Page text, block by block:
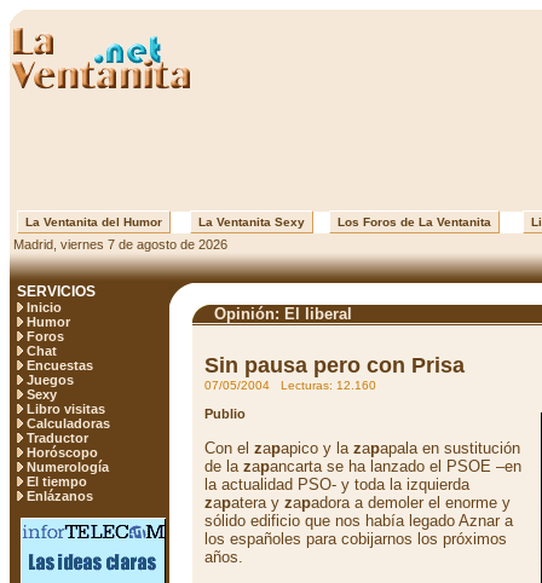
La Ventanita del Humor La Ventanita Sexy Los Foros de La Ventanita
Madrid, viernes 7 de agosto de 2026
SERVICIOS
Inicio
Humor
Foros
Chat
Encuestas
Juegos
Sexy
Libro visitas
Calculadoras
Traductor
Horóscopo
Numerología
El tiempo
Enlázanos
Opinión: El liberal
Sin pausa pero con Prisa
07/05/2004 Lecturas: 12.160
Publio
Con el zapapico y la zapapala en sustitución
de la zapancarta se ha lanzado el PSOE –en
la actualidad PSO- y toda la izquierda
zapatera y zapadora a demoler el enorme y
sólido edificio que nos había legado Aznar a
los españoles para cobijarnos los próximos
años.